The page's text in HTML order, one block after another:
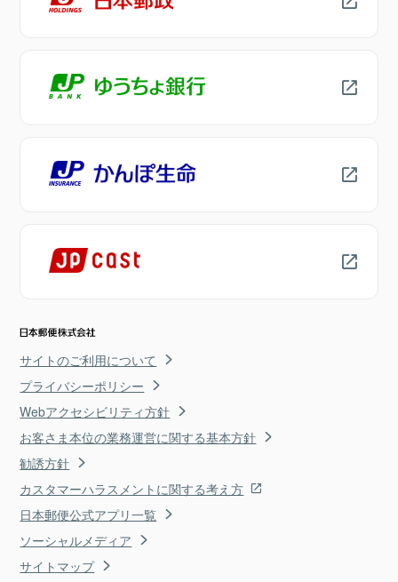
サイトのご利用について
プライバシーポリシー
Webアクセシビリティ方針
お客さま本位の業務運営に関する基本方針
勧誘方針
カスタマーハラスメントに関する考え方
日本郵便公式アプリ一覧
ソーシャルメディア
サイトマップ